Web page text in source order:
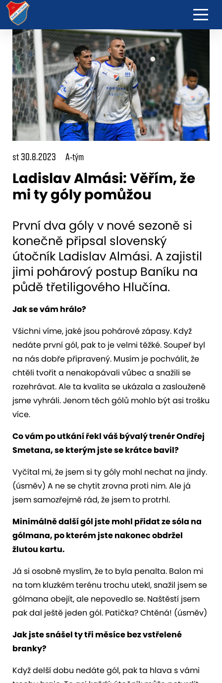
st 30.8.2023 A-tým
Ladislav Almási: Věřím, že
mi ty góly pomůžou
První dva góly v nové sezoně si
konečně připsal slovenský
útočník Ladislav Almási. A zajistil
jimi pohárový postup Baníku na
půdě třetiligového Hlučína.
Jak se vám hrálo?
Všichni víme, jaké jsou pohárové zápasy. Když
nedáte první gól, pak to je velmi těžké. Soupeř byl
na nás dobře připravený. Musím je pochválit, že
chtěli tvořit a nenakopávali vůbec a snažili se
rozehrávat. Ale ta kvalita se ukázala a zaslouženě
jsme vyhráli. Jenom těch gólů mohlo být asi trošku
více.
Co vám po utkání řekl váš bývalý trenér Ondřej
Smetana, se kterým jste se krátce bavil?
Vyčítal mi, že jsem si ty góly mohl nechat na jindy.
(úsměv) A ne se chytit zrovna proti nim. Ale já
jsem samozřejmě rád, že jsem to protrhl.
Minimálně další gól jste mohl přidat ze sóla na
gólmana, po kterém jste nakonec obdržel
žlutou kartu.
Já si osobně myslím, že to byla penalta. Balon mi
na tom kluzkém terénu trochu utekl, snažil jsem se
gólmana obejít, ale nepovedlo se. Naštěstí jsem
pak dal ještě jeden gól. Patička? Chtěná! (úsměv)
Jak jste snášel ty tři měsíce bez vstřelené
branky?
Když delší dobu nedáte gól, pak ta hlava s vámi